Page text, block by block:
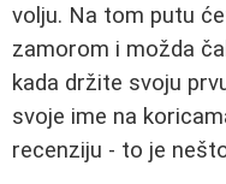
volju. Na tom putu
zamorom i možda
kada držite svoju
svoje ime na
recenziju - to je